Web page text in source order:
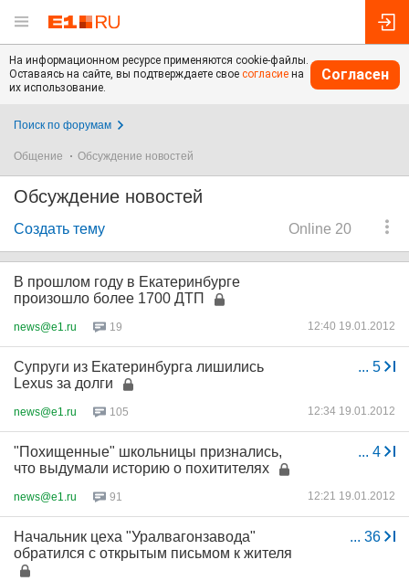
На информационном ресурсе применяются cookie-файлы.
Оставаясь на сайте, вы подтверждаете свое согласие на
их использование.
Согласен
Поиск по форумам
Общение Обсуждение новостей
Обсуждение новостей
Online 20
Создать тему
В прошлом году в Екатеринбурге
произошло более 1700 ДТП
news@e1.ru 19 12:40 19.01.2012
... 5
Супруги из Екатеринбурга лишились
Lexus за долги
news@e1.ru 105 12:34 19.01.2012
... 4
"Похищенные" школьницы признались,
что выдумали историю о похитителях
news@e1.ru 91 12:21 19.01.2012
... 36
Начальник цеха "Уралвагонзавода"
обратился с открытым письмом к жителя